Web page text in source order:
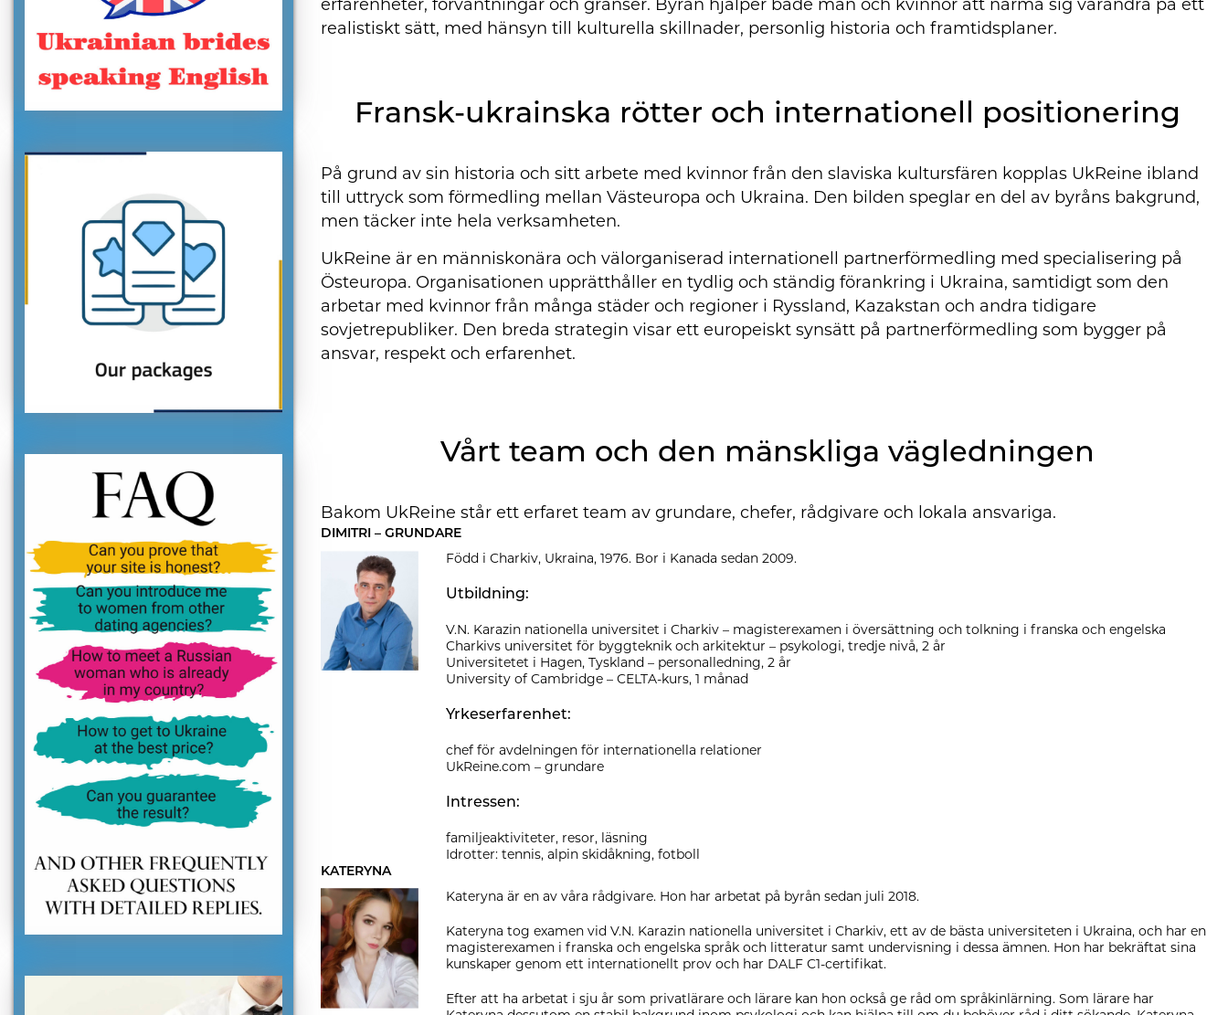
erfarenheter, förväntningar och gränser. Byrån hjälper både män och kvinnor att närma sig varandra på ett
realistiskt sätt, med hänsyn till kulturella skillnader, personlig historia och framtidsplaner.
Fransk-ukrainska rötter och internationell positionering
På grund av sin historia och sitt arbete med kvinnor från den slaviska kultursfären kopplas UkReine ibland
till uttryck som förmedling mellan Västeuropa och Ukraina. Den bilden speglar en del av byråns bakgrund,
men täcker inte hela verksamheten.
UkReine är en människonära och välorganiserad internationell partnerförmedling med specialisering på
Östeuropa. Organisationen upprätthåller en tydlig och ständig förankring i Ukraina, samtidigt som den
arbetar med kvinnor från många städer och regioner i Ryssland, Kazakstan och andra tidigare
sovjetrepubliker. Den breda strategin visar ett europeiskt synsätt på partnerförmedling som bygger på
ansvar, respekt och erfarenhet.
Vårt team och den mänskliga vägledningen
Bakom UkReine står ett erfaret team av grundare, chefer, rådgivare och lokala ansvariga.
DIMITRI – GRUNDARE
Född i Charkiv, Ukraina, 1976. Bor i Kanada sedan 2009.
Utbildning:
V.N. Karazin nationella universitet i Charkiv – magisterexamen i översättning och tolkning i franska och engelska
Charkivs universitet för byggteknik och arkitektur – psykologi, tredje nivå, 2 år
Universitetet i Hagen, Tyskland – personalledning, 2 år
University of Cambridge – CELTA-kurs, 1 månad
Yrkeserfarenhet:
chef för avdelningen för internationella relationer
UkReine.com – grundare
Intressen:
familjeaktiviteter, resor, läsning
Idrotter: tennis, alpin skidåkning, fotboll
KATERYNA
Kateryna är en av våra rådgivare. Hon har arbetat på byrån sedan juli 2018.
Kateryna tog examen vid V.N. Karazin nationella universitet i Charkiv, ett av de bästa universiteten i Ukraina, och har en
magisterexamen i franska och engelska språk och litteratur samt undervisning i dessa ämnen. Hon har bekräftat sina
kunskaper genom ett internationellt prov och har DALF C1-certifikat.
Efter att ha arbetat i sju år som privatlärare och lärare kan hon också ge råd om språkinlärning. Som lärare har